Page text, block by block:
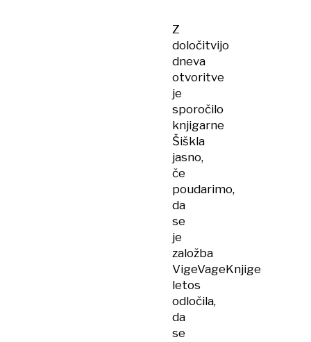
Z
določitvijo
dneva
otvoritve
je
sporočilo
knjigarne
Šiškla
jasno,
če
poudarimo,
da
se
je
založba
VigeVageKnjige
letos
odločila,
da
se